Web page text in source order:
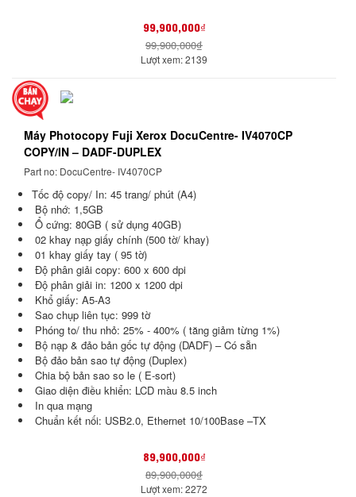
99,900,000₫
99,900,000₫
Lượt xem: 2139
Máy Photocopy Fuji Xerox DocuCentre- IV4070CP
COPY/IN – DADF-DUPLEX
Part no: DocuCentre- IV4070CP
Tốc độ copy/ In: 45 trang/ phút (A4)
Bộ nhớ: 1,5GB
Ổ cứng: 80GB ( sử dụng 40GB)
02 khay nạp giấy chính (500 tờ/ khay)
01 khay giấy tay ( 95 tờ)
Độ phân giải copy: 600 x 600 dpi
Độ phân giải in: 1200 x 1200 dpi
Khổ giấy: A5-A3
Sao chụp liên tục: 999 tờ
Phóng to/ thu nhỏ: 25% - 400% ( tăng giảm từng 1%)
Bộ nạp & đảo bản gốc tự động (DADF) – Có sẵn
Bộ đảo bản sao tự động (Duplex)
Chia bộ bản sao so le ( E-sort)
Giao diện điều khiển: LCD màu 8.5 inch
In qua mạng
Chuẩn kết nối: USB2.0, Ethernet 10/100Base –TX
89,900,000₫
89,900,000₫
Lượt xem: 2272